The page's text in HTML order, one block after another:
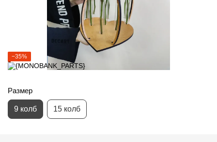
−35%
Размер
9 колб 15 колб